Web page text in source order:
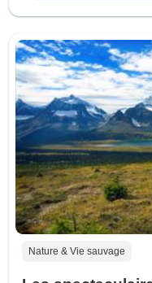
Nature & Vie sauvage